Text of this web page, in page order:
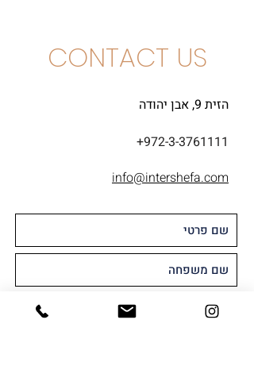
CONTACT US
הזית 9, אבן יהודה
+972-3-3761111
info@intershefa.com